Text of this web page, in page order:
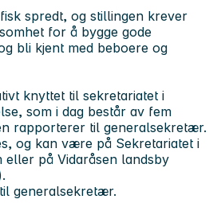
spredt, og stillingen krever
for å bygge gode
bli kjent med beboere og
knyttet til sekretariatet i
som i dag består av fem
rapporterer til generalsekretær.
og kan være på Sekretariatet i
eller på Vidaråsen landsby
generalsekretær.